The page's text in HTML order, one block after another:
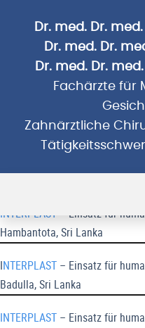
Dr. med. Dr.
Dr. med. Dr.
Dr. med. Dr.
Fachärzte für
Zahnärztliche
INTERPLAST
– Einsatz für
Hambantota, Sri Lanka
INTERPLAST – Einsatz für
Badulla, Sri Lanka
INTERPLAST – Einsatz für